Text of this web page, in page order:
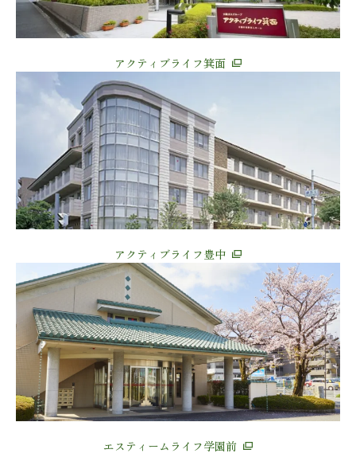
アクティブライフ箕面
アクティブライフ豊中
エスティームライフ学園前